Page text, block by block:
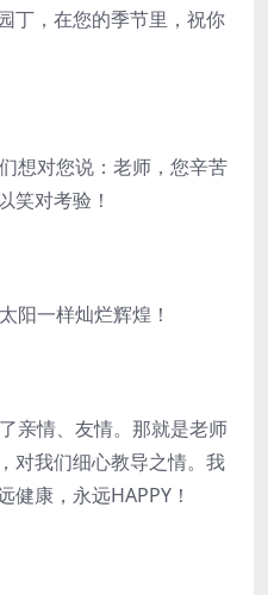
丁，在您的季节里，祝你
想对您说：老师，您辛苦
笑对考验！
阳一样灿烂辉煌！
亲情、友情。那就是老师
对我们细心教导之情。我
健康，永远HAPPY！